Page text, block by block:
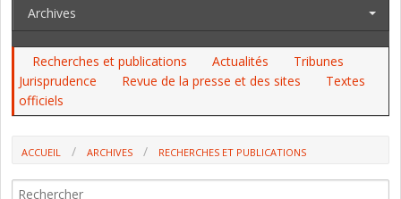
Archives
Recherches et publications Actualités
Tribunes
Jurisprudence
Revue de la presse et des sites
Textes
officiels
ACCUEIL ARCHIVES
RECHERCHES ET PUBLICATIONS
MULTIPLIÉ PAR DEUX (COUR DES COMPTES)